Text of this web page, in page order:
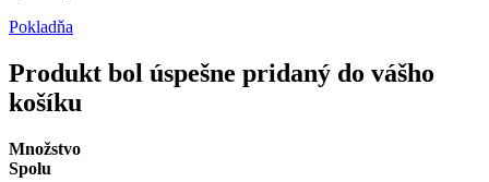
Pokladňa
Produkt bol úspešne pridaný do vášho
košíku
Množstvo
Spolu